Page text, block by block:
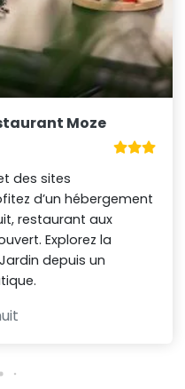
Moze
des sites
d’un hébergement
restaurant aux
Explorez la
depuis un